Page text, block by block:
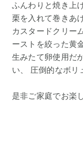
ふんわりと焼き上
栗を入れて巻きあ
カスタードクリー
ーストを絞った黄
生みたて卵使用だ
い、 圧倒的なボリ
是非ご家庭でお楽